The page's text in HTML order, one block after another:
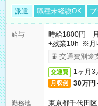
派遣 職種未経験OK
給与
時給1800円
+残業10h ※月
交通費別途
交通費 1ヶ月3
月収例 30万円
勤務地
東京都千代田区